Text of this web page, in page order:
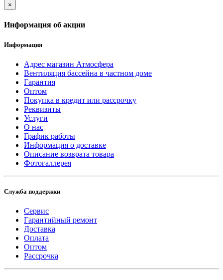
×
Информация об акции
Информация
Адрес магазин Атмосфера
Вентиляция бассейна в частном доме
Гарантия
Оптом
Покупка в кредит или рассрочку
Реквизиты
Услуги
О нас
График работы
Информация о доставке
Описание возврата товара
Фотогаллерея
Служба поддержки
Сервис
Гарантийный ремонт
Доставка
Оплата
Оптом
Рассрочка